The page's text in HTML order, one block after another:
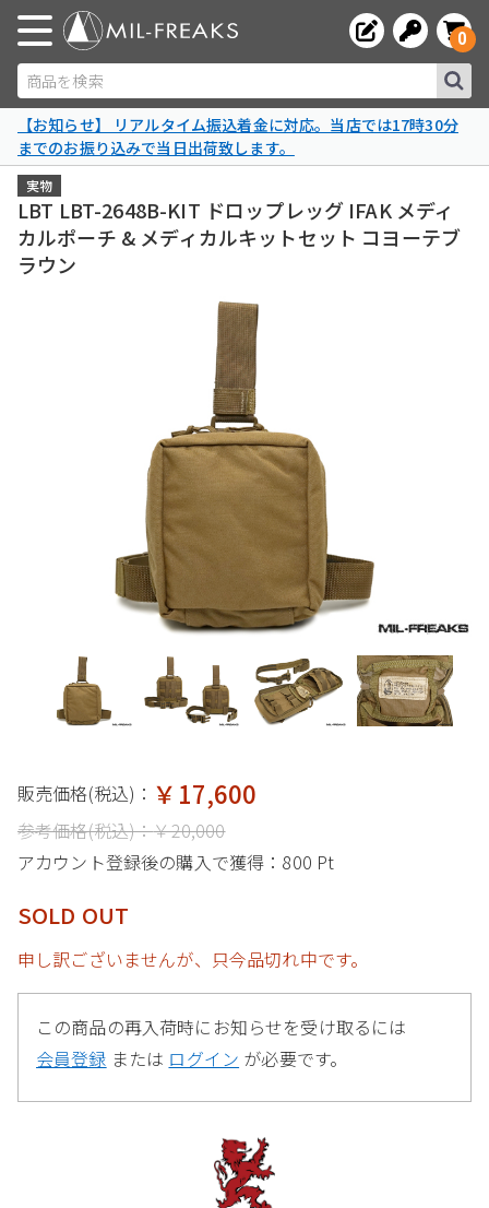
商品を検索
0
【お知らせ】 リアルタイム振込着金に対応。当店では17時30分
までのお振り込みで当日出荷致します。
実物
LBT LBT-2648B-KIT ドロップレッグ IFAK メディ
カルポーチ & メディカルキットセット コヨーテブ
ラウン
販売価格(税込)： ￥17,600
参考価格(税込)：￥20,000
アカウント登録後の購入で獲得： 800 Pt
SOLD OUT
申し訳ございませんが、只今品切れ中です。
この商品の再入荷時にお知らせを受け取るには
会員登録 または ログイン が必要です。